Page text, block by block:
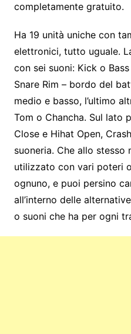
completamente gratuito.
Ha 19 unità uniche con
elettronici, tutto uguale.
con sei suoni: Kick o
Snare Rim – bordo del
medio e basso, l’ultimo
Tom o Chancha. Sul lato
Close e Hihat Open,
suoneria. Che allo stesso
utilizzato con vari poteri
ognuno, e puoi persino
all’interno delle
o suoni che ha per ogni